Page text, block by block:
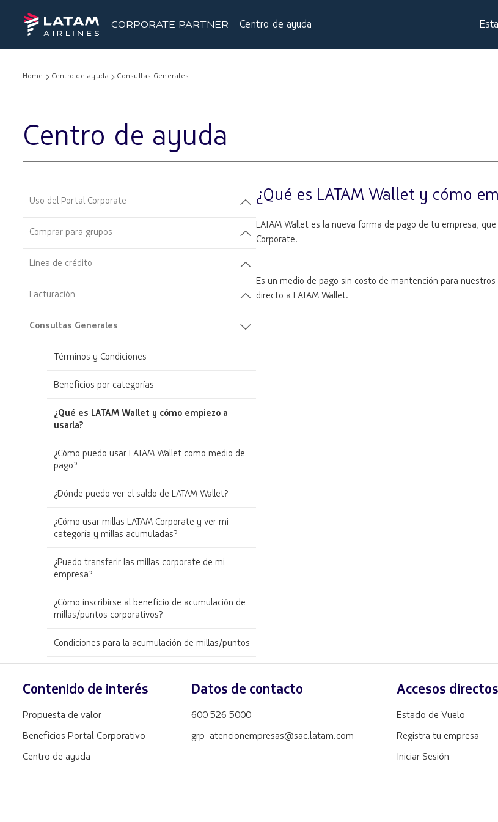
CORPORATE PARTNER Centro de ayuda
Home Centro de ayuda Consultas Generales
Centro de ayuda
Uso del Portal Corporate
Comprar para grupos
Línea de crédito
Facturación
Consultas Generales
Términos y Condiciones
Beneficios por categorías
¿Qué es LATAM Wallet y cómo empiezo a
usarla?
¿Cómo puedo usar LATAM Wallet como medio de
pago?
¿Dónde puedo ver el saldo de LATAM Wallet?
¿Cómo usar millas LATAM Corporate y ver mi
categoría y millas acumuladas?
¿Puedo transferir las millas corporate de mi
empresa?
¿Cómo inscribirse al beneficio de acumulación de
millas/puntos corporativos?
Condiciones para la acumulación de millas/puntos
¿Qué es LATAM Wallet y cómo
LATAM Wallet es la nueva forma de pago de tu empresa,
Corporate.
Es un medio de pago sin costo de mantención para
directo a LATAM Wallet.
Contenido de interés
Propuesta de valor
Beneficios Portal Corporativo
Centro de ayuda
Datos de contacto
600 526 5000
grp_atencionempresas@sac.latam.com
Accesos directos
Estado de Vuelo
Registra tu empresa
Iniciar Sesión